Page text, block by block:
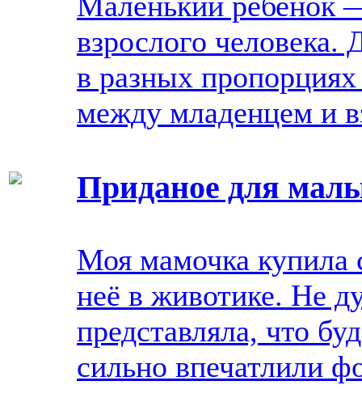
взрослого человека.
в разных
между младенцем и
Приданое для
Моя мамочка купила
неё в животике. Не
представляла, что
сильно впечатлили